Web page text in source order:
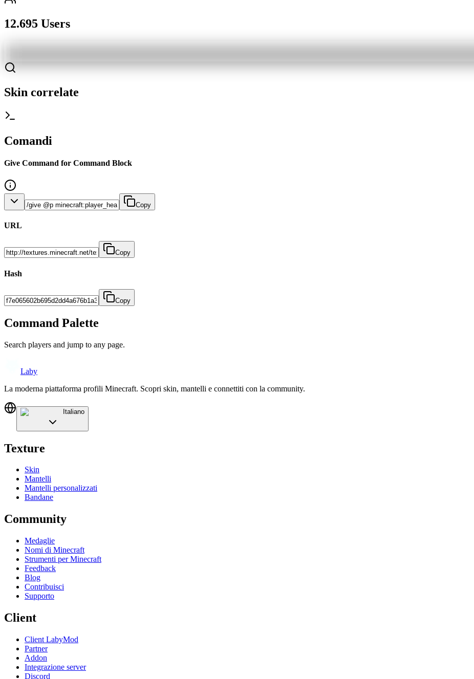
12.695 Users
Skin correlate
Comandi
Give Command for Command Block
Copy
URL
Copy
Hash
Copy
Command Palette
Search players and jump to any page.
Laby
La moderna piattaforma profili Minecraft. Scopri skin, mantelli e connettiti con la community.
Italiano
Texture
Skin
Mantelli
Mantelli personalizzati
Bandane
Community
Medaglie
Nomi di Minecraft
Strumenti per Minecraft
Feedback
Blog
Contribuisci
Supporto
Client
Client LabyMod
Partner
Addon
Integrazione server
Discord